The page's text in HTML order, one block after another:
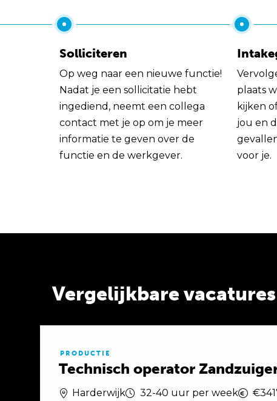
Solliciteren
Op weg naar een nieuwe functie!
Nadat je een sollicitatie hebt
ingediend, neemt een collega
contact met je op om je meer
informatie te geven over de
functie en de werkgever.
plaats
kijken
jou en
voor je.
Vergelijkbare vacatures
PRODUCTIE
Technisch operator
Harderwijk 32-40 uur per week